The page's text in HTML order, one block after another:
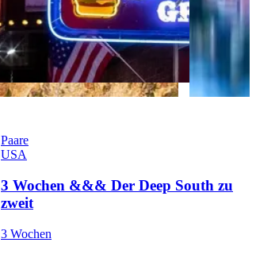
Paare
USA
3 Wochen &&& Der Deep South zu
zweit
3 Wochen